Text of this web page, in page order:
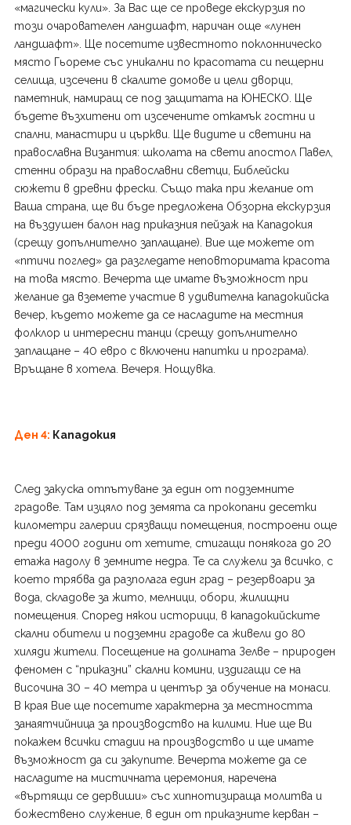
«магически кули». За Вас ще се проведе екскурзия по
този очарователен ландшафт, наричан още «лунен
ландшафт». Ще посетите известното поклонническо
място Гьореме със уникални по красотата си пещерни
селища, изсечени в скалите домове и цели дворци,
паметник, намиращ се под защитата на ЮНЕСКО. Ще
бъдете възхитени от изсечените откамък гостни и
спални, манастири и църкви. Ще видите и светини на
православна Византия: школата на свети апостол Павел,
стенни образи на православни светци, Библейски
сюжети в древни фрески. Също така при желание от
Ваша страна, ще ви бъде предложена Обзорна екскурзия
на въздушен балон над приказния пейзаж на Кападокия
(срещу допълнително заплащане). Вие ще можете от
«птичи поглед» да разгледате неповторимата красота
на това място. Вечерта ще имате възможност при
желание да вземете участие в удивителна кападокийска
вечер, където можете да се насладите на местния
фолклор и интересни танци (срещу допълнително
заплащане – 40 евро с включени напитки и програма).
Връщане в хотела. Вечеря. Нощувка.
Ден 4: Кападокия
След закуска отпътуване за един от подземните
градове. Там изцяло под земята са прокопани десетки
километри галерии срязващи помещения, построени още
преди 4000 години от хетите, стигащи понякога до 20
етажа надолу в земните недра. Те са служели за всичко, с
което трябва да разполага един град – резервоари за
вода, складове за жито, мелници, обори, жилищни
помещения. Според някои историци, в кападокийските
скални обители и подземни градове са живели до 80
хиляди жители. Посещение на долината Зелве – природен
феномен с “приказни” скални комини, издигащи се на
височина 30 – 40 метра и център за обучение на монаси.
В края Вие ще посетите характерна за местността
занаятчийница за производство на килими. Ние ще Ви
покажем всички стадии на производство и ще имате
възможност да си закупите. Вечерта можете да се
насладите на мистичната церемония, наречена
«въртящи се дервиши» със хипнотизираща молитва и
божествено служение, в един от приказните керван –